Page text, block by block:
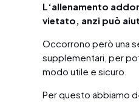
L‘allenamento
vietato, anzi può
Occorrono però una
supplementari, per
modo utile e sicuro.
Per questo abbiamo